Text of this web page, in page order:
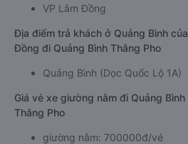
VP Lâm Đồng
Địa điểm trả khách ở Quảng Bình
Đồng đi Quảng Bình Thắng Pho
Quảng Bình (Dọc Quốc Lộ 1A)
Giá vé xe giường nằm đi Quảng
Thắng Pho
giường nằm: 700000đ/vé